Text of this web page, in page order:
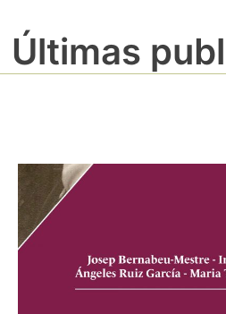
Últimas